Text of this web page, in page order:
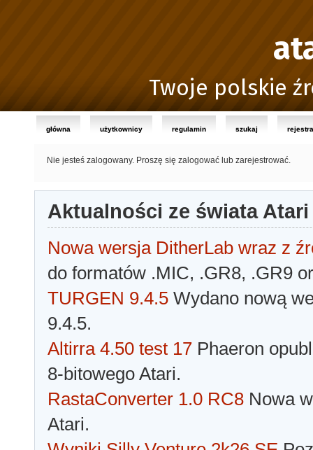
Twoje polskie
główna użytkownicy regulamin szukaj
Nie jesteś zalogowany. Proszę się zalogować lub zarejestrować.
Aktualności ze świata Atari
Nowa wersja DitherLab wraz z
do formatów .MIC, .GR8, .GR9
TURGEN 9.4.5 Wydano nową
9.4.5.
Altirra 4.50 test 17 Phaeron
8-bitowego Atari.
RastaConverter 1.0 RC8 Nowa
Atari.